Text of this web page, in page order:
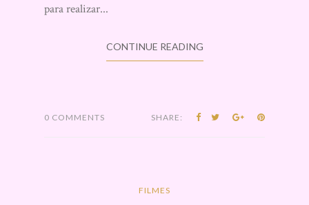
para realizar...
CONTINUE READING
0 COMMENTS SHARE:
FILMES